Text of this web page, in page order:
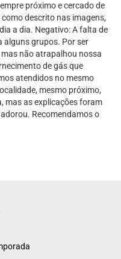
próximo e cercado de
descrito nas imagens,
a dia. Negativo: A falta de
alguns grupos. Por ser
não atrapalhou nossa
de gás que
atendidos no mesmo
mesmo próximo,
mas as explicações foram
Recomendamos o